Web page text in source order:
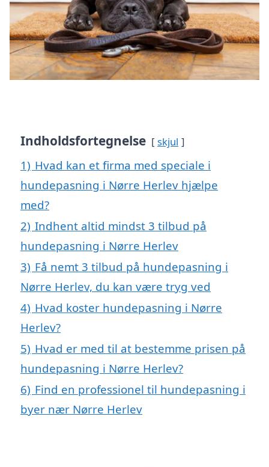
Indholdsfortegnelse skjul
1) Hvad kan et firma med speciale i
hundepasning i Nørre Herlev hjælpe
med?
2) Indhent altid mindst 3 tilbud på
hundepasning i Nørre Herlev
3) Få nemt 3 tilbud på hundepasning i
Nørre Herlev, du kan være tryg ved
4) Hvad koster hundepasning i Nørre
Herlev?
5) Hvad er med til at bestemme prisen på
hundepasning i Nørre Herlev?
6) Find en professionel til hundepasning i
byer nær Nørre Herlev